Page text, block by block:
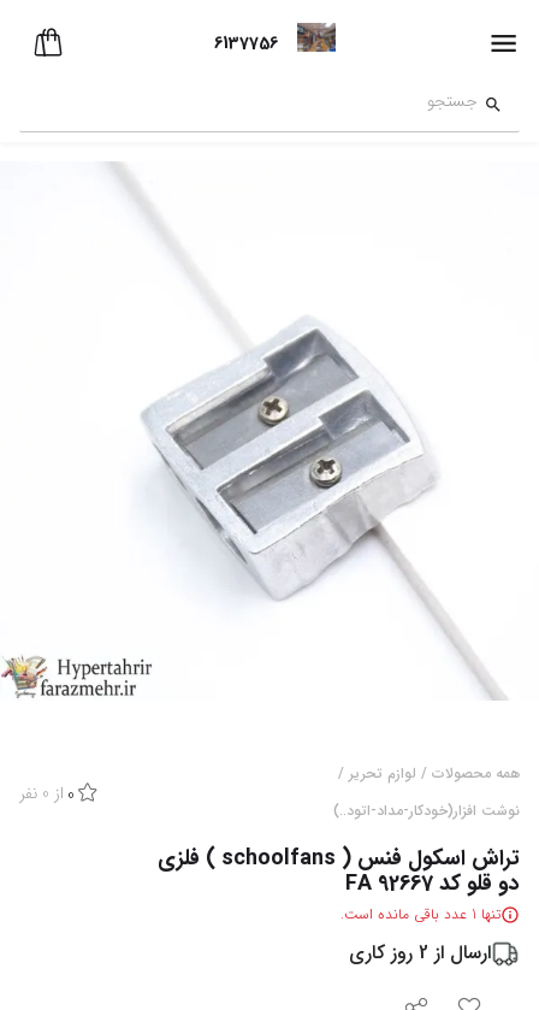
6137756
همه محصولات / لوازم تحریر /
نوشت افزار(خودکار-مداد-اتود..)
0 از 0 نفر
تراش اسکول فنس ( schoolfans ) فلزی
دو قلو کد FA 92667
تنها 1 عدد باقی مانده است.
ارسال از 2 روز کاری